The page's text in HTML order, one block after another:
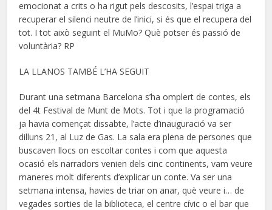
emocionat a crits o ha rigut pels descosits, l’espai triga a
recuperar el silenci neutre de l’inici, si és que el recupera del
tot. I tot això seguint el MuMo? Què potser és passió de
voluntària? RP
LA LLANOS TAMBÉ L’HA SEGUIT
Durant una setmana Barcelona s’ha omplert de contes, els
del 4t Festival de Munt de Mots. Tot i que la programació
ja havia començat dissabte, l’acte d’inauguració va ser
dilluns 21, al Luz de Gas. La sala era plena de persones que
buscaven llocs on escoltar contes i com que aquesta
ocasió els narradors venien dels cinc continents, vam veure
maneres molt diferents d’explicar un conte. Va ser una
setmana intensa, havies de triar on anar, què veure i… de
vegades sorties de la biblioteca, el centre cívic o el bar que